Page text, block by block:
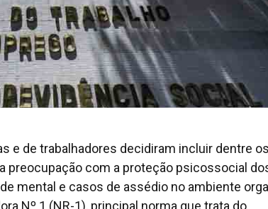
e de trabalhadores decidiram incluir dentre
preocupação com a proteção psicossocial
mental e casos de assédio no ambiente
Nº 1 (NR-1), principal norma que trata do